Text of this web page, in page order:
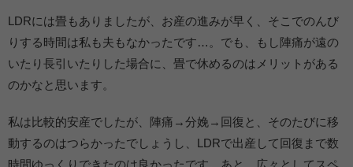
LDRには畳もありましたが、お産の進みが早く、そこでのんび
りする時間は私も夫もなかったです…。でも、もし陣痛が遠の
いたり長引いたりした場合に、畳で休めるのはメリットがある
のかなと思います。
私は比較的安産でしたが、陣痛→分娩→回復と、そのたびに移
動するのはつらかったでしょうし、LDRで出産して回復まで数